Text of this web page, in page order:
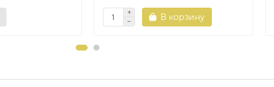
В корзину